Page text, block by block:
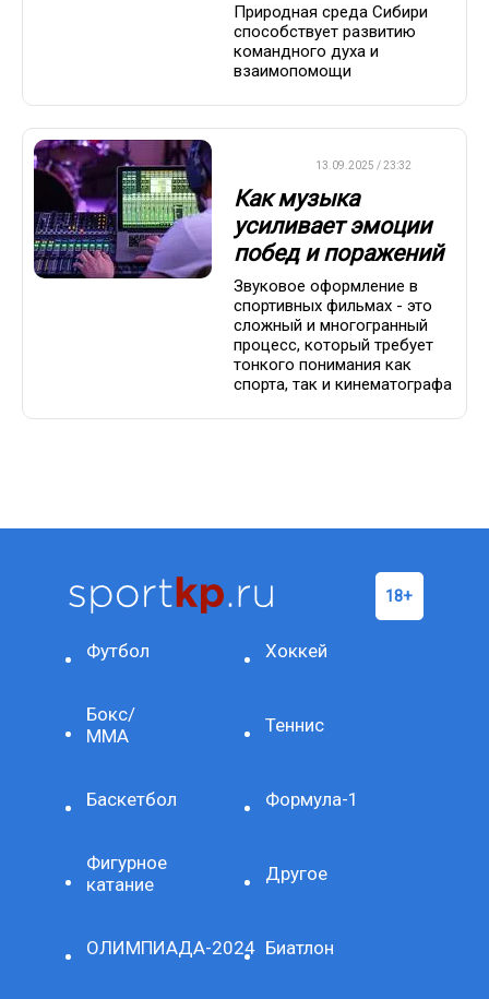
Природная среда Сибири
способствует развитию
командного духа и
взаимопомощи
13.09.2025 / 23:32
Как музыка
усиливает эмоции
побед и поражений
Звуковое оформление в
спортивных фильмах - это
сложный и многогранный
процесс, который требует
тонкого понимания как
спорта, так и кинематографа
Футбол Хоккей
Бокс/
ММА
Теннис
Баскетбол Формула-1
Фигурное
катание
Другое
ОЛИМПИАДА-2024 Биатлон